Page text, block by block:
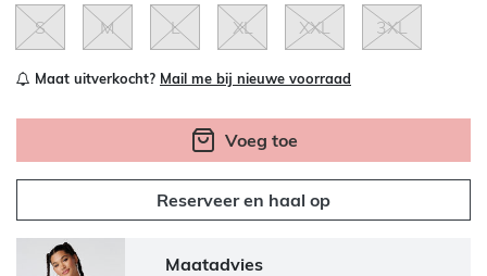
S M L XL XXL 3XL
Maat uitverkocht? Mail me bij nieuwe voorraad
Voeg toe
Reserveer en haal op
Maatadvies